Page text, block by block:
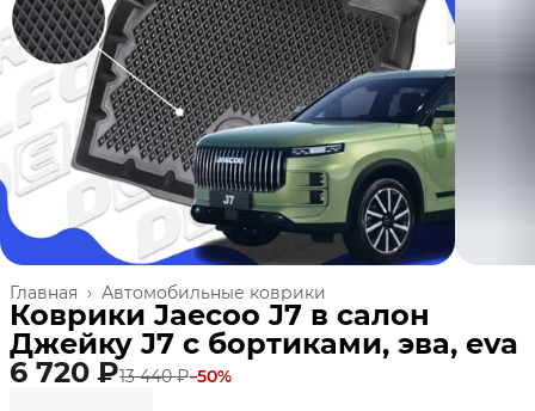
Автомобильные коврики
Главная ›
Коврики Jaecoo J7 в салон
Джейку J7 с бортиками, эва, eva
6 720 ₽13 440 ₽−50%